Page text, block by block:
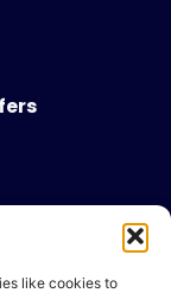
like cookies to